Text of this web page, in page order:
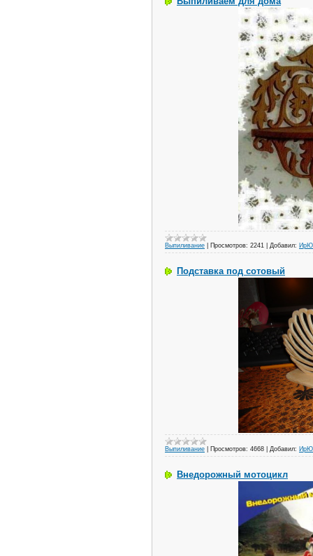
Выпиливание Просмотров: 2241 Добавил:
Подставка под сотовый
Выпиливание Просмотров: 4668 Добавил:
Внедорожный мотоцикл